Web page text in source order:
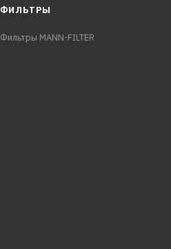
ФИЛЬТРЫ
Фильтры MANN-FILTER